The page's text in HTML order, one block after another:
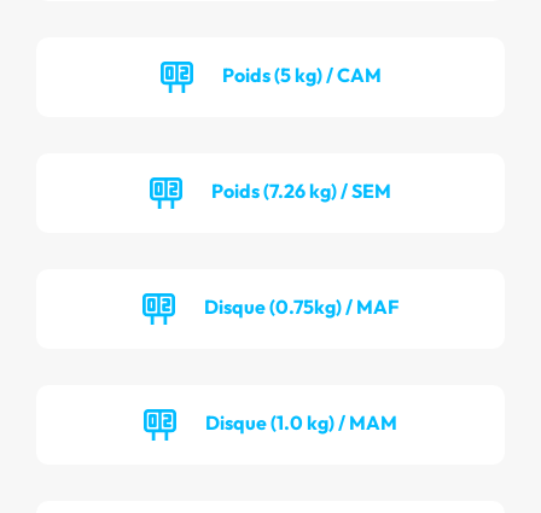
Poids (5 kg) / CAM
Poids (7.26 kg) / SEM
Disque (0.75kg) / MAF
Disque (1.0 kg) / MAM